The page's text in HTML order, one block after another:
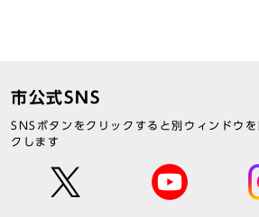
市公式SNS
SNSボタンをクリックすると別ウィンドウ
クします